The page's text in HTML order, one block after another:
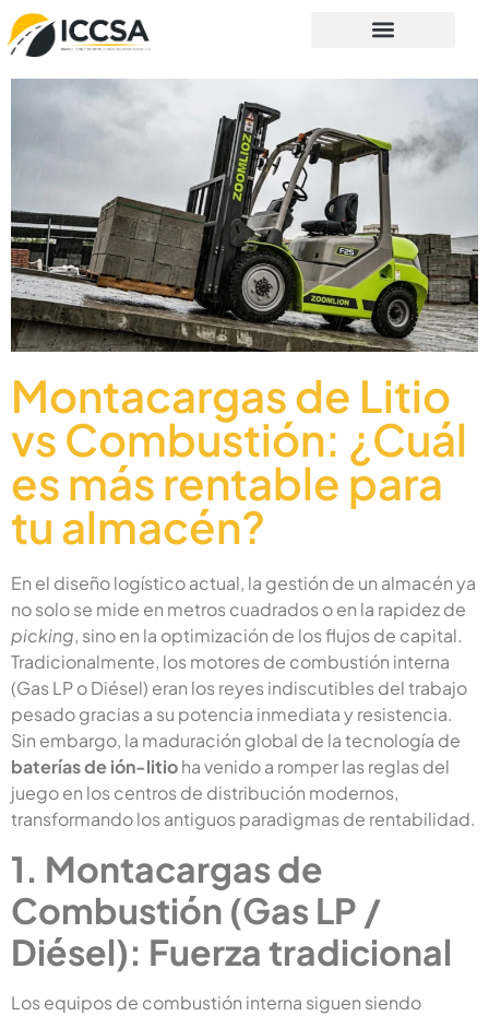
Montacargas de Litio
vs Combustión: ¿Cuál
es más rentable para
tu almacén?
En el diseño logístico actual, la gestión de un almacén ya
no solo se mide en metros cuadrados o en la rapidez de
picking, sino en la optimización de los flujos de capital.
Tradicionalmente, los motores de combustión interna
(Gas LP o Diésel) eran los reyes indiscutibles del trabajo
pesado gracias a su potencia inmediata y resistencia.
Sin embargo, la maduración global de la tecnología de
baterías de ión-litioha venido a romper las reglas del
juego en los centros de distribución modernos,
transformando los antiguos paradigmas de rentabilidad.
1. Montacargas de
Combustión (Gas LP /
Diésel): Fuerza tradicional
Los equipos de combustión interna siguen siendo